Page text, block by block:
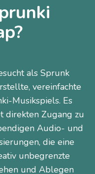
als Sprunk
vereinfachte
Musikspiels. Es
direkten Zugang zu
Audio- und
die eine
unbegrenzte
und Ablegen